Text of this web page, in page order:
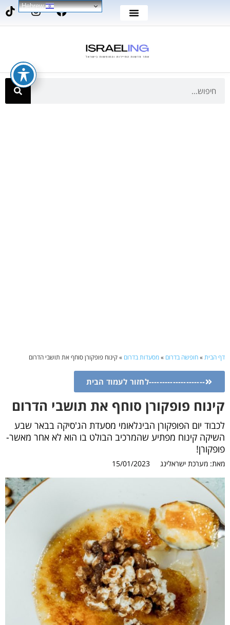
דף הבית»חופשה בדרום »מסעדות בדרום »קינוח פופקורן סוחף את תושבי הדרום
---------------------לחזור לעמוד הבית
קינוח פופקורן סוחף את תושבי הדרום
לכבוד יום הפופקורן הבינלאומי מסעדת הג'סיקה בבאר שבע
השיקה קינוח מפתיע שהמרכיב הבולט בו הוא לא אחר מאשר-
פופקורן!
מאת: מערכת ישראלינג 15/01/2023
Hebrew